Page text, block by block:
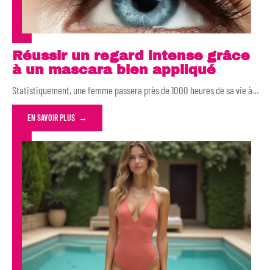
Réussir un regard intense grâce
à un mascara bien appliqué
Statistiquement, une femme passera près de 1000 heures de sa vie à…
EN SAVOIR PLUS